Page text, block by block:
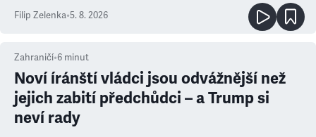
Filip Zelenka•5. 8. 2026
Zahraničí•6 minut
Noví íránští vládci jsou odvážnější než
jejich zabití předchůdci – a Trump si
neví rady